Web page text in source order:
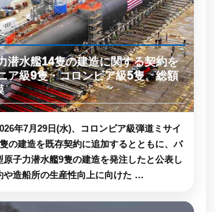
潜水艦14隻の建造に関する契約を
級9隻・コロンビア級5隻、総額
年7月29日(水)、コロンビア級弾道ミサイ
の建造を既存契約に追加するとともに、バ
原子力潜水艦9隻の建造を発注したと公表し
や造船所の生産性向上に向けた …